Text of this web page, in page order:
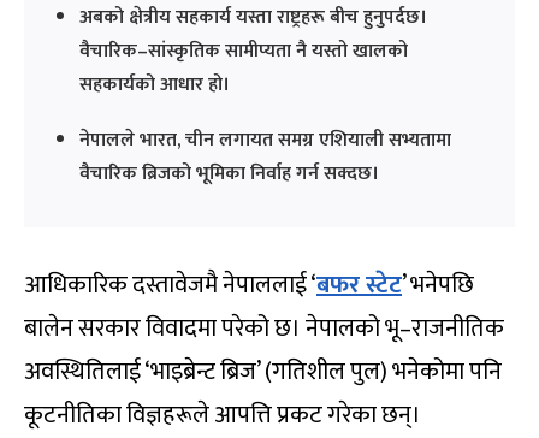
अबको क्षेत्रीय सहकार्य यस्ता राष्ट्रहरू बीच हुनुपर्दछ।
वैचारिक–सांस्कृतिक सामीप्यता नै यस्तो खालको
सहकार्यको आधार हो।
नेपालले भारत, चीन लगायत समग्र एशियाली सभ्यतामा
वैचारिक ब्रिजको भूमिका निर्वाह गर्न सक्दछ।
आधिकारिक दस्तावेजमै नेपाललाई ‘बफर स्टेट’ भनेपछि
बालेन सरकार विवादमा परेको छ। नेपालको भू–राजनीतिक
अवस्थितिलाई ‘भाइब्रेन्ट ब्रिज’ (गतिशील पुल) भनेकोमा पनि
कूटनीतिका विज्ञहरूले आपत्ति प्रकट गरेका छन्।